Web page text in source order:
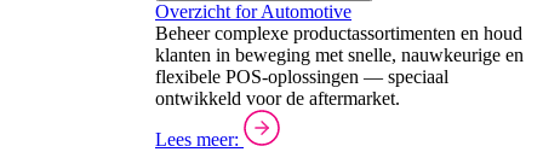
Overzicht for Automotive
Beheer complexe productassortimenten en houd
klanten in beweging met snelle, nauwkeurige en
flexibele POS-oplossingen — speciaal
ontwikkeld voor de aftermarket.
Lees meer: